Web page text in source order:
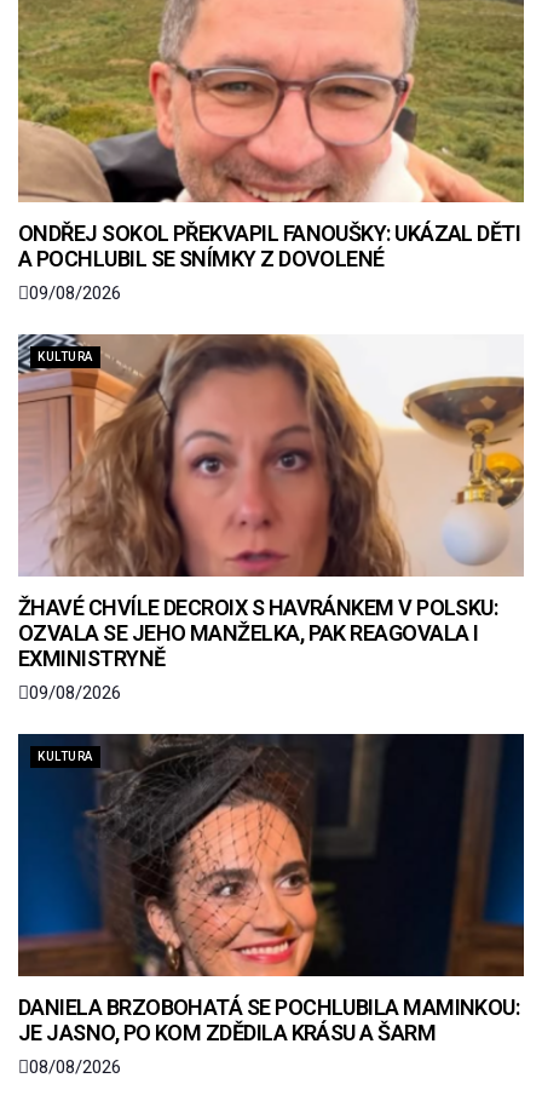
ONDŘEJ SOKOL PŘEKVAPIL FANOUŠKY: UKÁZAL DĚTI
A POCHLUBIL SE SNÍMKY Z DOVOLENÉ
09/08/2026
KULTURA
ŽHAVÉ CHVÍLE DECROIX S HAVRÁNKEM V POLSKU:
OZVALA SE JEHO MANŽELKA, PAK REAGOVALA I
EXMINISTRYNĚ
09/08/2026
KULTURA
DANIELA BRZOBOHATÁ SE POCHLUBILA MAMINKOU:
JE JASNO, PO KOM ZDĚDILA KRÁSU A ŠARM
08/08/2026